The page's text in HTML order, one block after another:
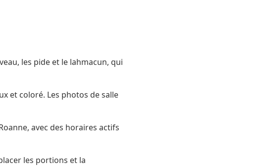
les pide et le lahmacun, qui
et coloré. Les photos de salle
avec des horaires actifs
les portions et la